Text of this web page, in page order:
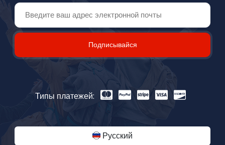
Подписывайся
Типы платежей:
Русский